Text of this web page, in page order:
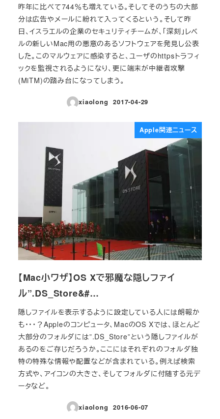
昨年に比べて744％も増えている。そしてそのうちの大部
分は広告やメールに紛れて入ってくるという。そして昨
日、イスラエルの企業のセキュリティチームが、「深刻」レベ
ルの新しいMac用の悪意のあるソフトウェアを発見し公表
した。このマルウェアに感染すると、ユーザのhttpsトラフィ
ックを監視されるようになり、更に端末が中継者攻撃
(MiTM)の踏み台になってしまう。
xiaolong
投稿日
2017-04-29
Apple関連ニュース
【Mac小ワザ】OS Xで邪魔な隠しファイ
ル”.DS_Store&#…
隠しファイルを表示するように設定している人には朗報か
も・・・？Appleのコンピュータ、MacのOS Xでは、ほとんど
大部分のフォルダには”.DS_Store”という隠しファイルが
あるのをご存じだろうか。ここにはそれぞれのフォルダ独
特の特殊な情報や配置などが含まれている。例えば検索
方式や、アイコンの大きさ、そしてフォルダに付随する元デ
ータなど。
xiaolong
投稿日
2016-06-07